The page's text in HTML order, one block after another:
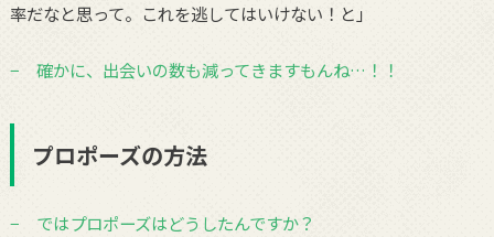
率だなと思って。これを逃してはいけない！と」
− 確かに、出会いの数も減ってきますもんね…！！
プロポーズの方法
− ではプロポーズはどうしたんですか？